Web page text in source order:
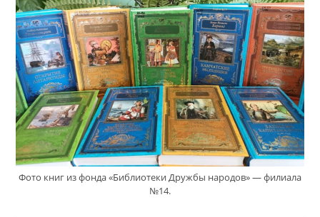
Фото книг из фонда «Библиотеки Дружбы народов» — филиала
№14.